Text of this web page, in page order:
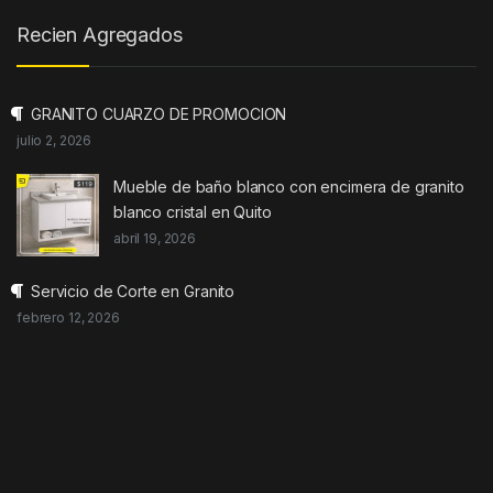
Recien Agregados
GRANITO CUARZO DE PROMOCION
julio 2, 2026
Mueble de baño blanco con encimera de granito
blanco cristal en Quito
abril 19, 2026
Servicio de Corte en Granito
febrero 12, 2026